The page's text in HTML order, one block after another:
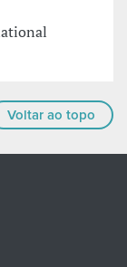
Voltar ao topo